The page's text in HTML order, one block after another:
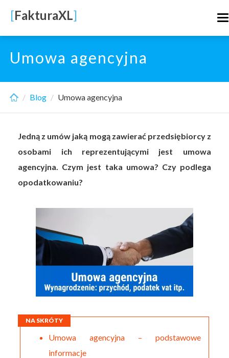
main
content
[FakturaXL]
Umowa agencyjna
Blog Umowa agencyjna
Jedną z umów jaką mogą zawierać przedsiębiorcy z
osobami ich reprezentującymi jest umowa
agencyjna. Czym jest taka umowa? Czy podlega
opodatkowaniu?
NA SKRÓTY
Umowa agencyjna – podstawowe
informacje